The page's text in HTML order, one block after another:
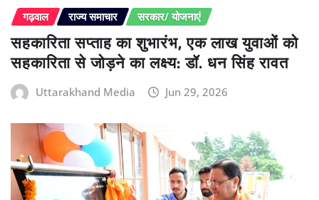
गढ़वाल राज्य समाचार सरकार/ योजनाएं
सहकारिता सप्ताह का शुभारंभ, एक लाख युवाओं को
सहकारिता से जोड़ने का लक्ष्य: डॉ. धन सिंह रावत
Uttarakhand Media Jun 29, 2026